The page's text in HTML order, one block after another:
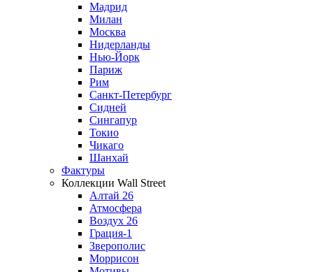
Мадрид
Милан
Москва
Нидерланды
Нью-Йорк
Париж
Рим
Санкт-Петербург
Сидней
Сингапур
Токио
Чикаго
Шанхай
Фактуры
Коллекции Wall Street
Алтай 26
Атмосфера
Воздух 26
Грация-1
Зверополис
Моррисон